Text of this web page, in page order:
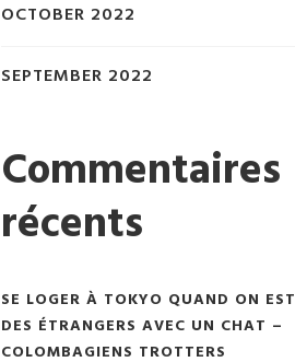
OCTOBER 2022
SEPTEMBER 2022
Commentaires
récents
SE LOGER À TOKYO QUAND ON EST
DES ÉTRANGERS AVEC UN CHAT –
COLOMBAGIENS TROTTERS